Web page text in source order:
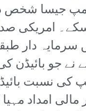
جیسا شخص
امریکی
سرمایہ دار
نے جو بائیڈن
کی نسبت
مالی امداد